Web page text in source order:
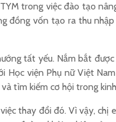
trong việc đào tạo
đồng vốn tạo ra thu
tất yếu. Nắm bắt
Học viện Phụ nữ Việt
tìm kiếm cơ hội trong
thay đổi đó. Vì vậy, chị